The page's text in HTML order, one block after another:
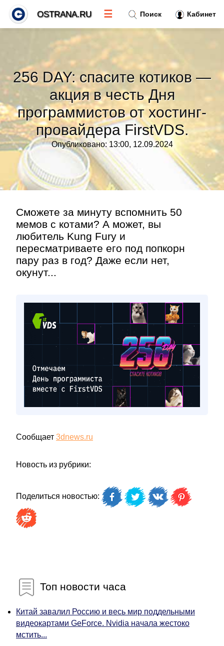
256 DAY: спасите котиков —
акция в честь Дня
программистов от хостинг-
провайдера FirstVDS.
Опубликовано: 13:00, 12.09.2024
Сможете за минуту вспомнить 50
мемов с котами? А может, вы
любитель Kung Fury и
пересматриваете его под попкорн
пару раз в год? Даже если нет,
окунут...
Сообщает 3dnews.ru
Новость из рубрики:
Поделиться новостью:
Топ новости часа
Китай завалил Россию и весь мир поддельными
видеокартами GeForce. Nvidia начала жестоко
мстить...
Поиск Кабинет
OSTRANA.RU ☰
Тренды новостей»
Рубрики»
Правила»
Контакт»